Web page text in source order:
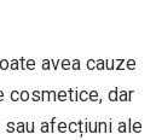
avea cauze
cosmetice, dar
afecțiuni ale